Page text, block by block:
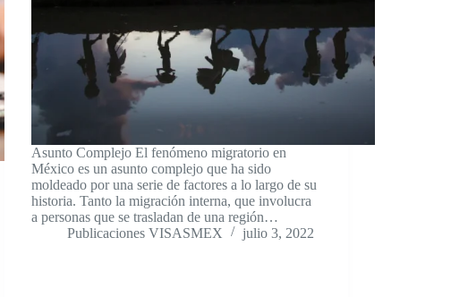
Asunto Complejo El fenómeno migratorio en
México es un asunto complejo que ha sido
moldeado por una serie de factores a lo largo de su
historia. Tanto la migración interna, que involucra
a personas que se trasladan de una región…
Publicaciones VISASMEX
julio 3, 2022